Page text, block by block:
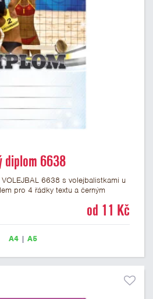
diplom 6638
6638 s volejbalistkami u
pro 4 řádky textu a černým
diplom s motivem BEACHod 11 Kč
A4| A5